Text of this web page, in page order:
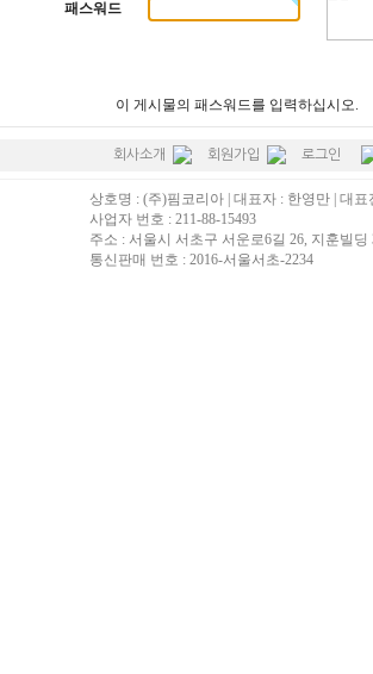
패스워드
이 게시물의 패스워드를 입력하십시오.
회사소개 회원가입 로그인
상호명 : (주)핌코리아 | 대표자 : 한영만 | 대표
사업자 번호 : 211-88-15493
주소 : 서울시 서초구 서운로6길 26, 지훈빌딩
통신판매 번호 : 2016-서울서초-2234